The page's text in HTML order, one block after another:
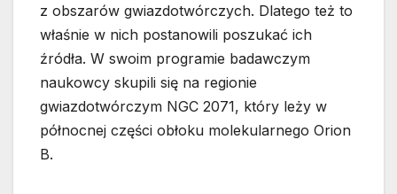
z obszarów gwiazdotwórczych. Dlatego też to
właśnie w nich postanowili poszukać ich
źródła. W swoim programie badawczym
naukowcy skupili się na regionie
gwiazdotwórczym NGC 2071, który leży w
północnej części obłoku molekularnego Orion
B.